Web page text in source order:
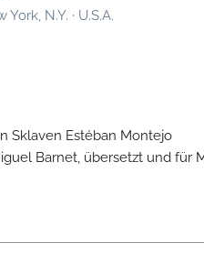
N.Y. · U.S.A.
Sklaven Estéban Montejo
Barnet, übersetzt und für